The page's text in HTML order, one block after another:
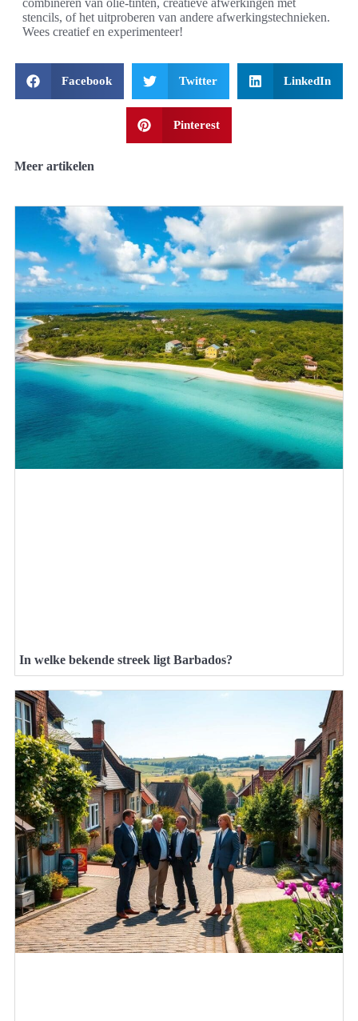
combineren van olie-tinten, creatieve afwerkingen met
stencils, of het uitproberen van andere afwerkingstechnieken.
Wees creatief en experimenteer!
Facebook Twitter LinkedIn
Pinterest
Meer artikelen
In welke bekende streek ligt Barbados?